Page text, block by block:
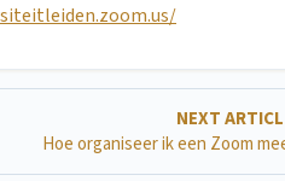
NEXT
Hoe organiseer ik een Zoom